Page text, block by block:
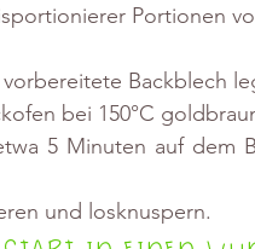
Portionen
Backblech
bei 150°C
5 Minuten auf dem
und losknuspern.